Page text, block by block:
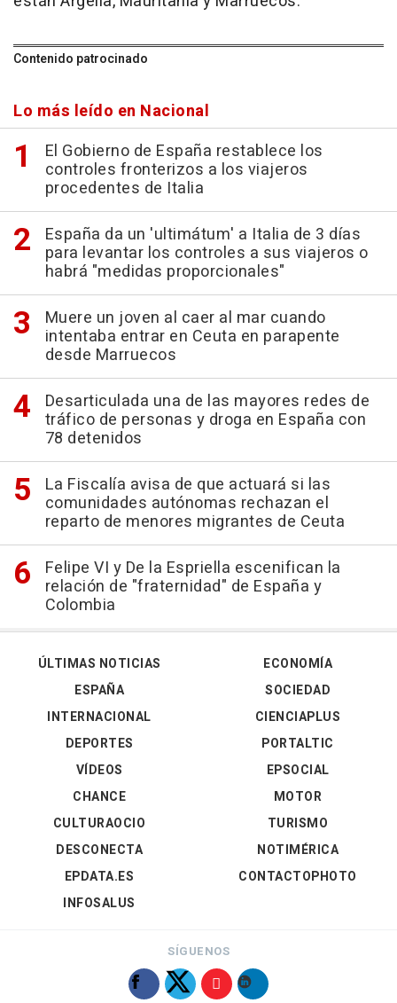
Contenido patrocinado
Lo más leído en Nacional
El Gobierno de España restablece los
controles fronterizos a los viajeros
procedentes de Italia
España da un 'ultimátum' a Italia de 3 días
para levantar los controles a sus viajeros o
habrá "medidas proporcionales"
Muere un joven al caer al mar cuando
intentaba entrar en Ceuta en parapente
desde Marruecos
Desarticulada una de las mayores redes de
tráfico de personas y droga en España con
78 detenidos
La Fiscalía avisa de que actuará si las
comunidades autónomas rechazan el
reparto de menores migrantes de Ceuta
Felipe VI y De la Espriella escenifican la
relación de "fraternidad" de España y
Colombia
ÚLTIMAS NOTICIAS
ESPAÑA
INTERNACIONAL
DEPORTES
VÍDEOS
ECONOMÍA
SOCIEDAD
CIENCIAPLUS
PORTALTIC
EPSOCIAL
CHANCE
CULTURAOCIO
DESCONECTA
EPDATA.ES
INFOSALUS
MOTOR
TURISMO
NOTIMÉRICA
CONTACTOPHOTO
SÍGUENOS